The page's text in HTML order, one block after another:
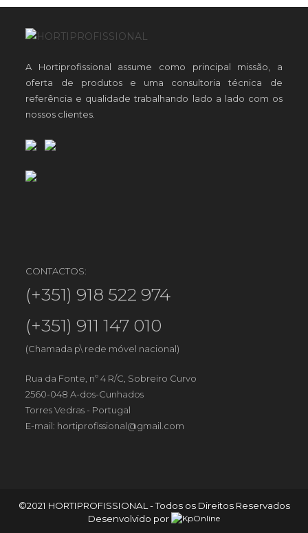
A Hortiprofissional assume como principal missão, a
oferta de produtos e uma consultoria técnica de
referência e qualidade trabalhando lado a lado com os
nossos clientes.
CONTACTOS:
(+351) 918 522 974
(+351) 911 147 010
(Chamada p\ rede móvel nacional)
Rua da Fonte, nº 4 R/C, Sobreiro Curvo
2560-048 A-dos-Cunhados
Torres Vedras - Portugal
E-mail: hortiprofissional@gmail.com
©2021 HORTIPROFISSIONAL - Todos os Direitos Reservados
Desenvolvido por